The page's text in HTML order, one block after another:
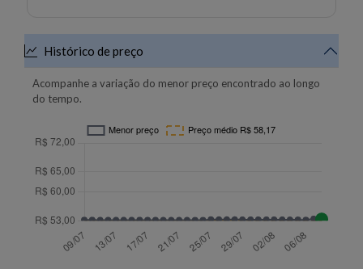
Histórico de preço
Acompanhe a variação do menor preço encontrado ao longo
do tempo.